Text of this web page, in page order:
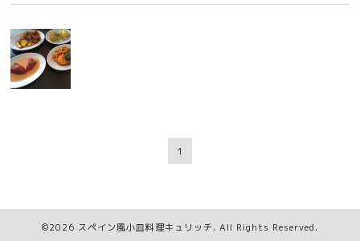
1
©2026 スペイン風小皿料理キュリッチ. All Rights Reserved.